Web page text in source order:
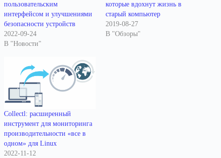
пользовательским
интерфейсом и улучшениями
безопасности устройств
2022-09-24
В "Новости"
которые вдохнут жизнь в
старый компьютер
2019-08-27
В "Обзоры"
Collectl: расширенный
инструмент для мониторинга
производительности «все в
одном» для Linux
2022-11-12